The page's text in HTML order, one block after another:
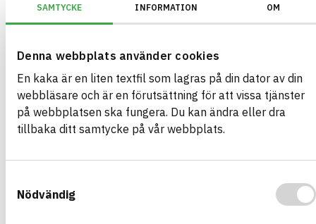
SAMTYCKE INFORMATION OM
Denna webbplats använder cookies
En kaka är en liten textfil som lagras på din dator av din
webbläsare och är en förutsättning för att vissa tjänster
på webbplatsen ska fungera. Du kan ändra eller dra
tillbaka ditt samtycke på vår webbplats.
Nödvändig
ELEKTRONIK Information finns
FÖRNYBARHET
MILJÖEFFEKTER – EPD Information ej lämnad
EMISSIONER OCH TESTER Information finns
Axialfläkt: Kraftiga axialfläktar som används för underjordiska
ventilationssystem. Heavy duty axial fans used for underground